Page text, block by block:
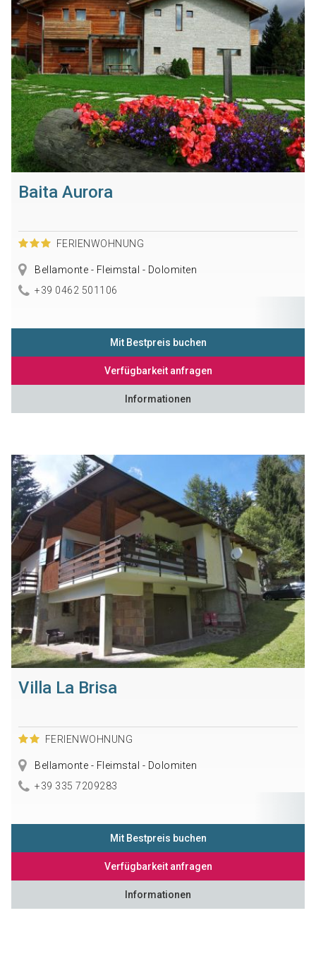
Baita Aurora
FERIENWOHNUNG
Bellamonte - Fleimstal - Dolomiten
+39 0462 501106
Mit Bestpreis buchen
Verfügbarkeit anfragen
Informationen
Villa La Brisa
FERIENWOHNUNG
Bellamonte - Fleimstal - Dolomiten
+39 335 7209283
Mit Bestpreis buchen
Verfügbarkeit anfragen
Informationen